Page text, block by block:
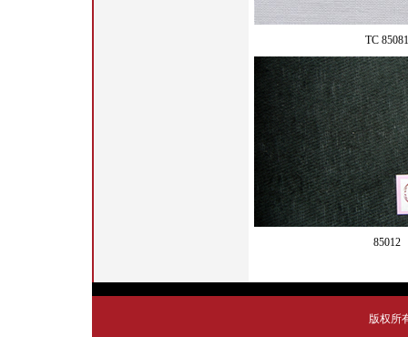
TC 85081
85012
版权所